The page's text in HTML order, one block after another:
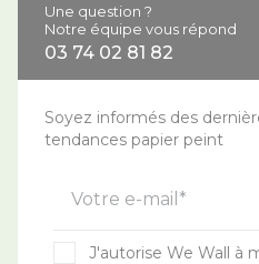
Une question ?
Notre équipe vous répond
03 74 02 81 82
Soyez informés des
tendances papier peint
Votre e-mail*
J'autorise We Wall à